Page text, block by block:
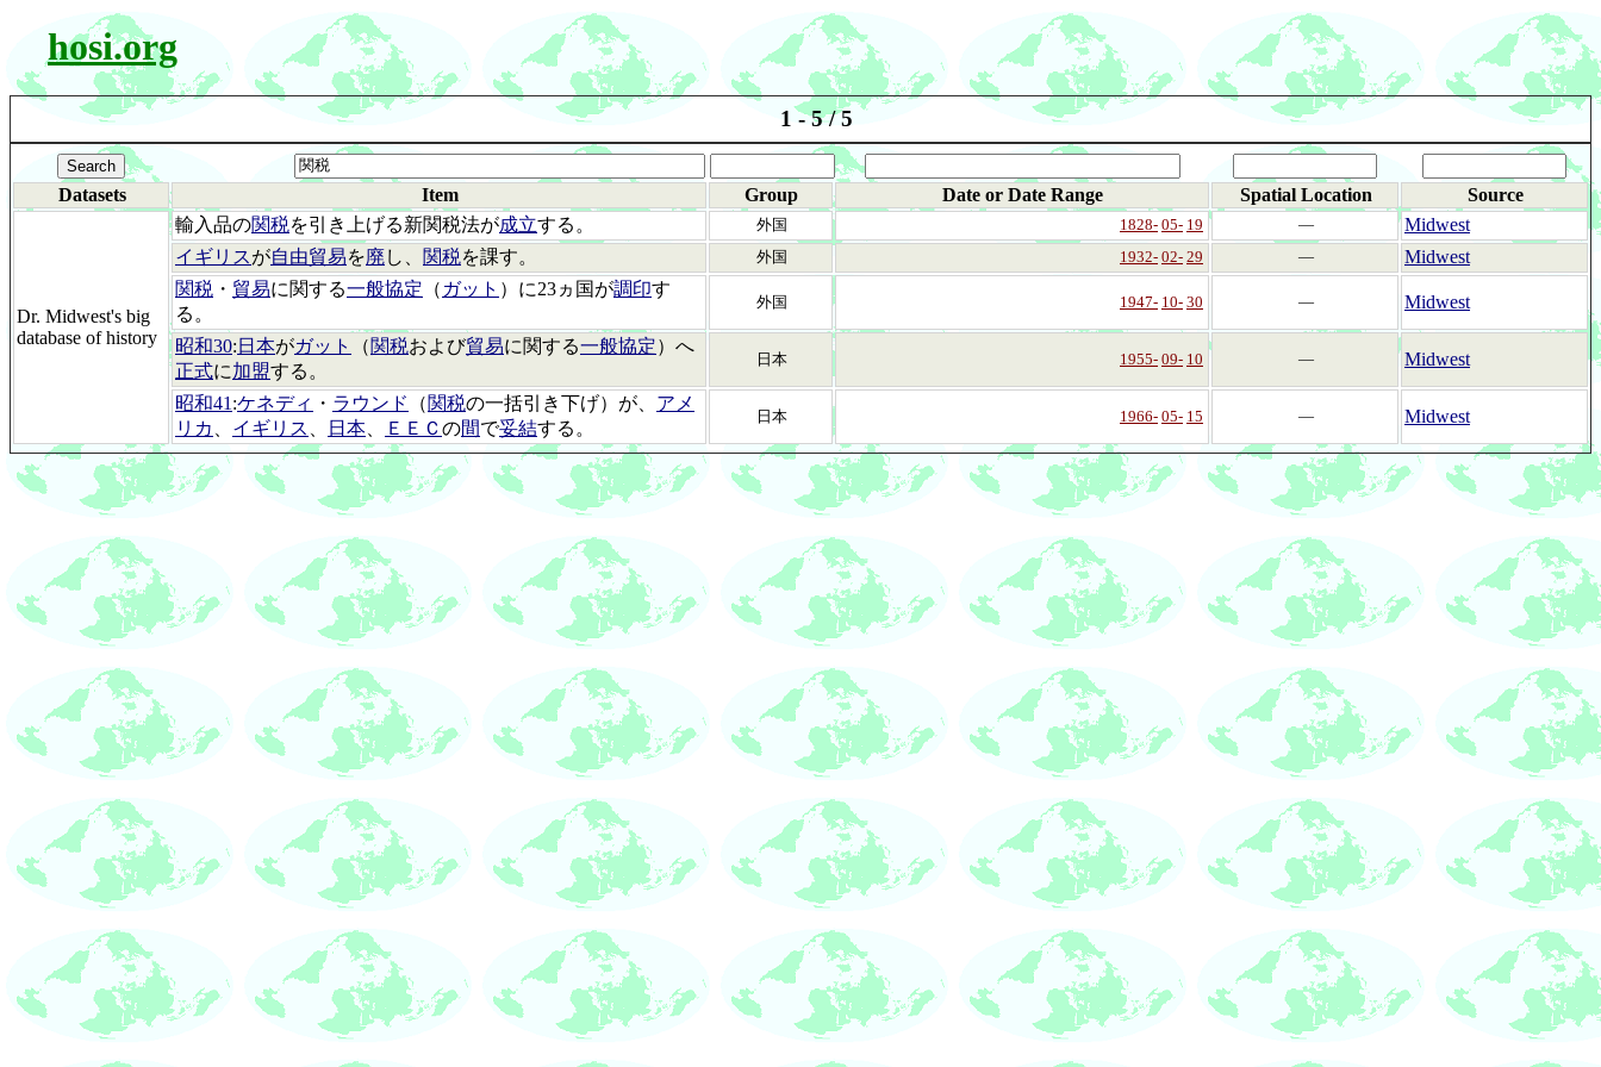
hosi.org
1 - 5 / 5
Datasets Item Group Date or Date Range Spatial Location Source
Dr. Midwest's big
database of history
輸入品の関税を引き上げる新関税法が成立する。 外国 1828- 05- 19 ―
Midwest
イギリスが自由貿易を廃し、 関税を課す。 外国 1932- 02- 29 ―
Midwest
関税 ・ 貿易に関する一般協定 （ ガット ）に23ヵ国が調印す
る。
外国 1947- 10- 30 ― Midwest
昭和30: 日本がガット （関税および貿易に関する一般協定）へ
正式に加盟する。
日本 1955- 09- 10 ― Midwest
昭和41 :ケネディ ・ ラウンド （関税の一括引き下げ）が、 アメ
リカ
イギリス 日本 ＥＥＣ の間で妥結する。
日本 1966- 05- 15 ― Midwest